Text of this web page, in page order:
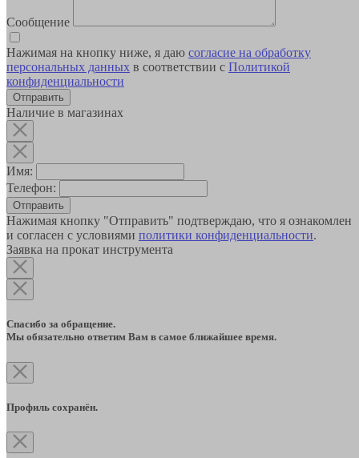
Сообщение
Нажимая на кнопку ниже, я даю согласие на обработку
персональных данных в соответствии с Политикой
конфиденциальности
Наличие в магазинах
Имя:
Телефон:
Отправить
Нажимая кнопку "Отправить" подтверждаю, что я ознакомлен
и согласен с условиями политики конфиденциальности.
Заявка на прокат инструмента
Спасибо за обращение.
Мы обязательно ответим Вам в самое ближайшее время.
Профиль сохранён.